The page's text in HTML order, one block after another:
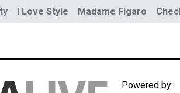
I Love Style Madame Figaro
Powered by: